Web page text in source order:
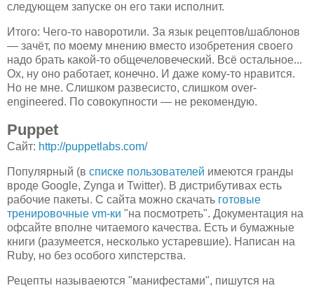
следующем запуске он его таки исполнит.
Итого: Чего-то наворотили. За язык рецептов/шаблонов
— зачёт, по моему мнению вместо изобретения своего
надо брать какой-то общечеловеческий. Всё остальное...
Ох, ну оно работает, конечно. И даже кому-то нравится.
Но не мне. Слишком развесисто, слишком over-
engineered. По совокупности — не рекомендую.
Puppet
Сайт: http://puppetlabs.com/
Популярный (в списке пользователей имеются гранды
вроде Google, Zynga и Twitter). В дистрибутивах есть
рабочие пакеты. С сайта можно скачать готовые
тренировочные vm-ки "на посмотреть". Документация на
офсайте вполне читаемого качества. Есть и бумажные
книги (разумеется, несколько устаревшие). Написан на
Ruby, но без особого хипстерства.
Рецепты называеются "манифестами", пишутся на